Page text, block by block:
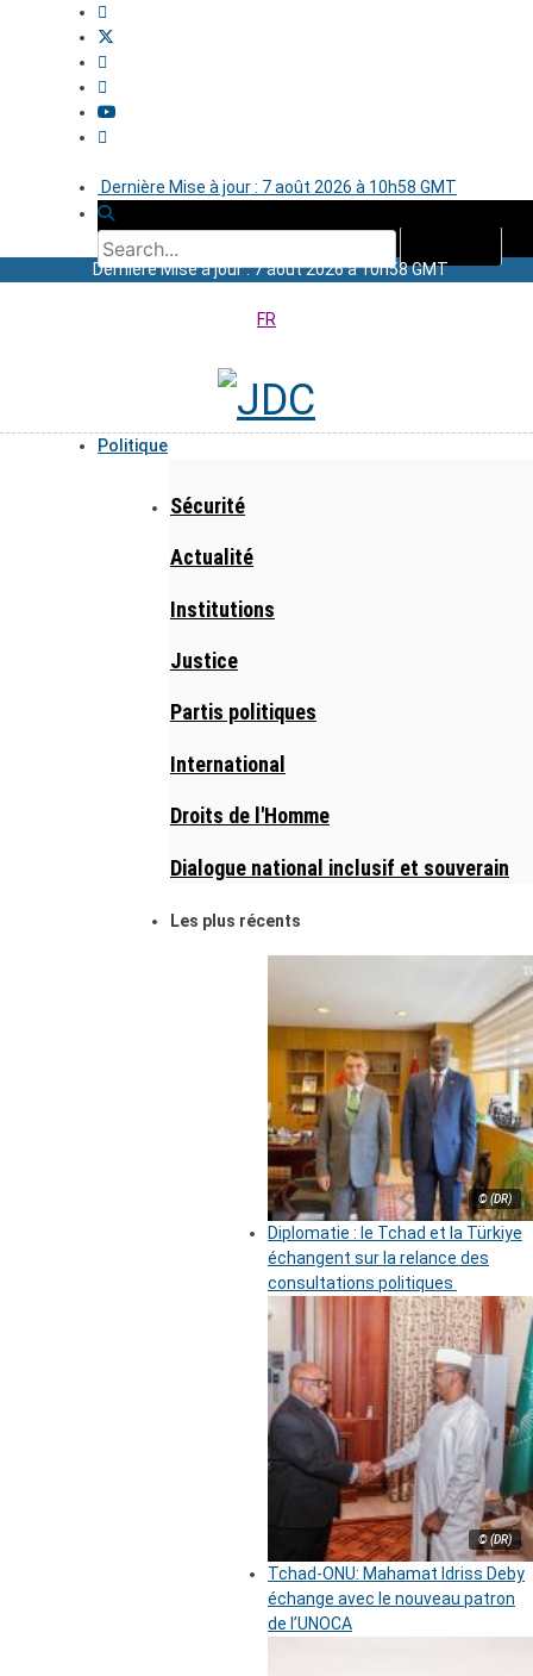
Dernière Mise à jour : 7 août 2026 à 10h58 GMT
Dernière Mise à jour : 7 août 2026 à 10h58 GMT
FR
Politique
Sécurité
Actualité
Institutions
Justice
Partis politiques
International
Droits de l'Homme
Dialogue national inclusif et souverain
Les plus récents
© (DR)
Diplomatie : le Tchad et la Türkiye
échangent sur la relance des
consultations politiques
© (DR)
Tchad-ONU: Mahamat Idriss Deby
échange avec le nouveau patron
de l’UNOCA